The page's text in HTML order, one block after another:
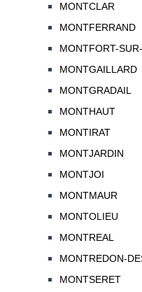
MONTCLAR
MONTFERRAND
MONTFORT-
MONTGAILLARD
MONTGRADAIL
MONTHAUT
MONTIRAT
MONTJARDIN
MONTJOI
MONTMAUR
MONTOLIEU
MONTREAL
MONTREDON-
MONTSERET